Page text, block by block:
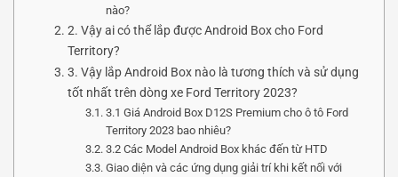
nào?
2. Vậy ai có thể lắp được Android Box cho Ford
Territory?
3. Vậy lắp Android Box nào là tương thích và sử dụng
tốt nhất trên dòng xe Ford Territory 2023?
3.1 Giá Android Box D12S Premium cho ô tô Ford
Territory 2023 bao nhiêu?
3.2 Các Model Android Box khác đến từ HTD
Giao diện và các ứng dụng giải trí khi kết nối với